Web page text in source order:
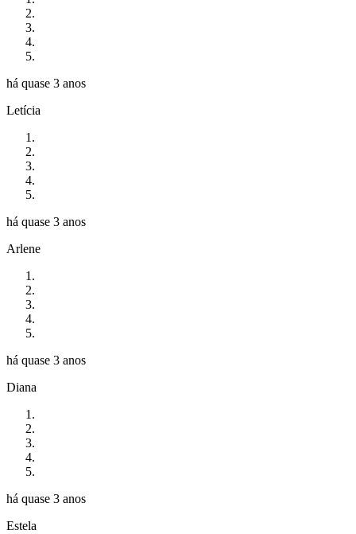
há quase 3 anos
Letícia
há quase 3 anos
Arlene
há quase 3 anos
Diana
há quase 3 anos
Estela